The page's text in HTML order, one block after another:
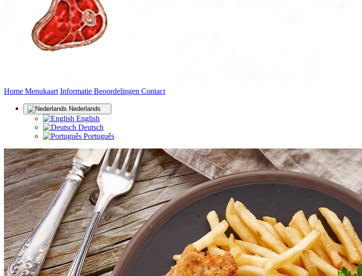
Home (huidige)
Menukaart Informatie Beoordelingen Contact
Nederlands
English
Deutsch
Português